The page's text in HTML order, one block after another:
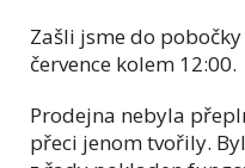
Zašli jsme do pobočky
července kolem 12:00.
Prodejna nebyla
přeci jenom tvořily.